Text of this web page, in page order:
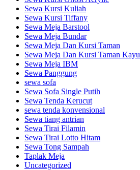
Sewa Kursi Kuliah
Sewa Kursi Tiffany
Sewa Meja Barstool
Sewa Meja Bundar
Sewa Meja Dan Kursi Taman
Sewa Meja Dan Kursi Taman Kayu
Sewa Meja IBM
Sewa Panggung
sewa sofa
Sewa Sofa Single Putih
Sewa Tenda Kerucut
sewa tenda konvensional
Sewa tiang antrian
Sewa Tirai Filamin
Sewa Tirai Lotto Hitam
Sewa Tong Sampah
Taplak Meja
Uncategorized